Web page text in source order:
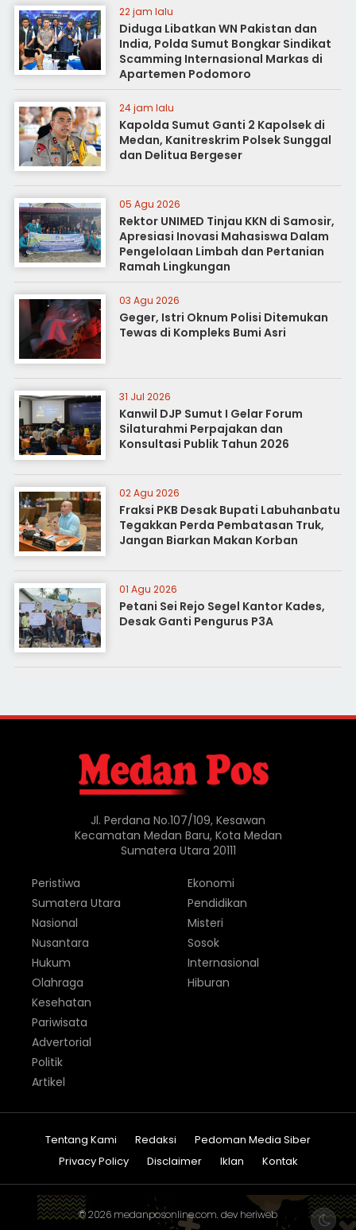
22 jam lalu
Diduga Libatkan WN Pakistan dan
India, Polda Sumut Bongkar Sindikat
Scamming Internasional Markas di
Apartemen Podomoro
24 jam lalu
Kapolda Sumut Ganti 2 Kapolsek di
Medan, Kanitreskrim Polsek Sunggal
dan Delitua Bergeser
05 Agu 2026
Rektor UNIMED Tinjau KKN di Samosir,
Apresiasi Inovasi Mahasiswa Dalam
Pengelolaan Limbah dan Pertanian
Ramah Lingkungan
03 Agu 2026
Geger, Istri Oknum Polisi Ditemukan
Tewas di Kompleks Bumi Asri
31 Jul 2026
Kanwil DJP Sumut I Gelar Forum
Silaturahmi Perpajakan dan
Konsultasi Publik Tahun 2026
02 Agu 2026
Fraksi PKB Desak Bupati Labuhanbatu
Tegakkan Perda Pembatasan Truk,
Jangan Biarkan Makan Korban
01 Agu 2026
Petani Sei Rejo Segel Kantor Kades,
Desak Ganti Pengurus P3A
Jl. Perdana No.107/109, Kesawan
Kecamatan Medan Baru, Kota Medan
Sumatera Utara 20111
Peristiwa
Sumatera Utara
Nasional
Nusantara
Hukum
Olahraga
Ekonomi
Pendidikan
Misteri
Sosok
Internasional
Hiburan
Kesehatan
Pariwisata
Advertorial
Politik
Artikel
Tentang Kami Redaksi
Pedoman Media Siber
Privacy Policy
Disclaimer Iklan Kontak
© 2026 medanposonline.com. dev heriweb